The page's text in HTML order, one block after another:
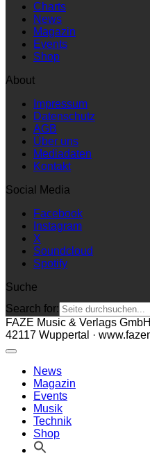
Charts
News
Magazin
Events
Shop
About
Impressum
Datenschutz
AGB
Über uns
Mediadaten
Kontakt
Social Media
Facebook
Instagram
X
Soundcloud
Spotify
Suche
Search for:
FAZE Music & Verlags
42117 Wuppertal ·
News
Magazin
Events
Musik
Technik
Shop